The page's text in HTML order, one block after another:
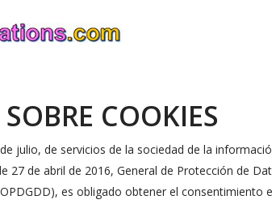
COOKIES
julio, de servicios de la sociedad de la
27 de abril de 2016, General de Protección de
es obligado obtener el